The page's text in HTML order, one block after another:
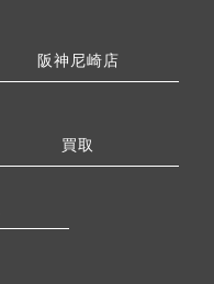
阪神尼崎店
買取